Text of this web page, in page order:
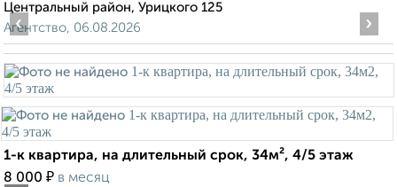
Центральный район, Урицкого 125
Агентство, 06.08.2026
‹ ›
1-к квартира, на длительный срок, 34м², 4/5 этаж
8 000 ₽ в месяц